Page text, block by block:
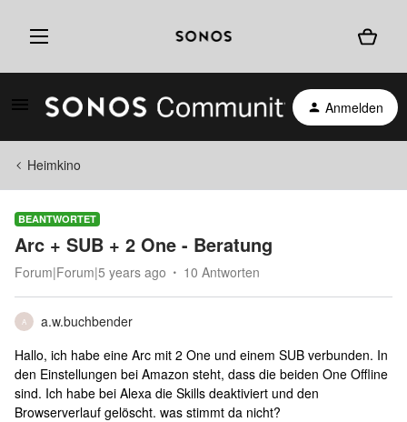
Anmelden
Heimkino
BEANTWORTET
Arc + SUB + 2 One - Beratung
Forum|Forum|5 years ago 10 Antworten
A
a.w.buchbender
Hallo, ich habe eine Arc mit 2 One und einem SUB verbunden. In
den Einstellungen bei Amazon steht, dass die beiden One Offline
sind. Ich habe bei Alexa die Skills deaktiviert und den
Browserverlauf gelöscht. was stimmt da nicht?